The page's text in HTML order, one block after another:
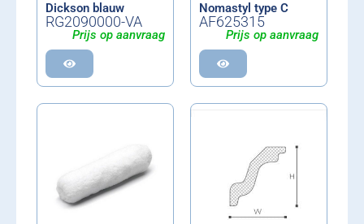
Dickson blauw
RG2090000-VA
Prijs op aanvraag
Nomastyl type C
AF625315
Prijs op aanvraag